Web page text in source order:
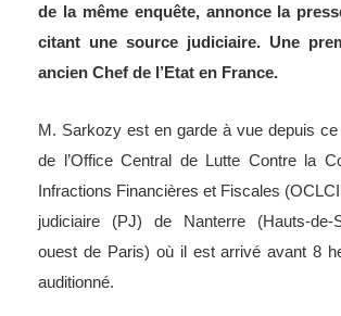
de la même enquête, annonce la
citant une source judiciaire. Une
ancien Chef de l’Etat en France.
M. Sarkozy est en garde à vue depuis
de l’Office Central de Lutte Contre la
Infractions Financières et Fiscales
judiciaire (PJ) de Nanterre (Hauts-de-
ouest de Paris) où il est arrivé avant 8
auditionné.